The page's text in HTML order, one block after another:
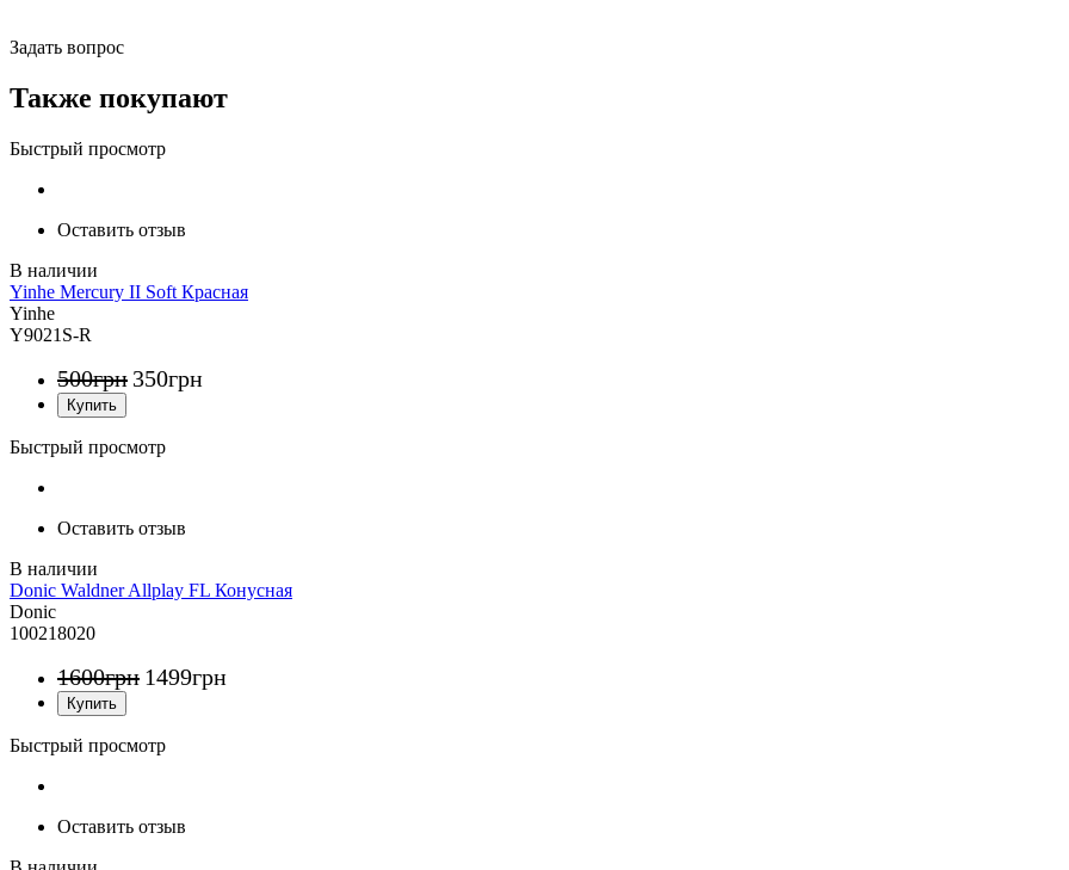
Задать вопрос
Также покупают
Быстрый просмотр
Оставить отзыв
Yinhe Mercury II Soft Красная
Yinhe
Y9021S-R
500грн 350грн
Быстрый просмотр
Оставить отзыв
Donic Waldner Allplay FL Конусная
Donic
100218020
1600грн 1499грн
Быстрый просмотр
Оставить отзыв